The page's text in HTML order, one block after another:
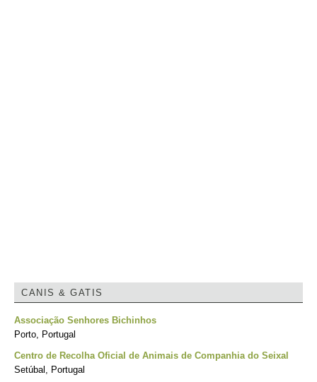
CANIS & GATIS
Associação Senhores Bichinhos
Porto, Portugal
Centro de Recolha Oficial de Animais de Companhia do Seixal
Setúbal, Portugal